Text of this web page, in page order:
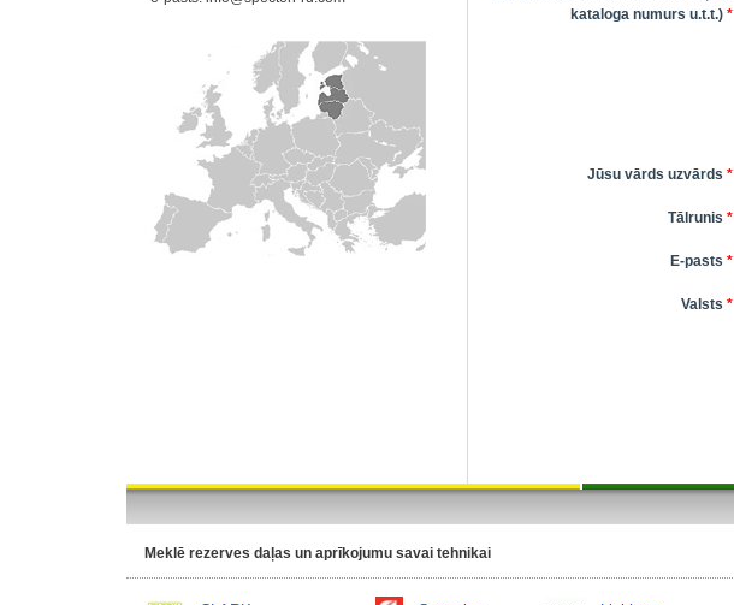
kataloga numurs u.t.t.) *
Jūsu vārds uzvārds *
Tālrunis *
E-pasts *
Valsts *
Meklē rezerves daļas un aprīkojumu savai tehnikai